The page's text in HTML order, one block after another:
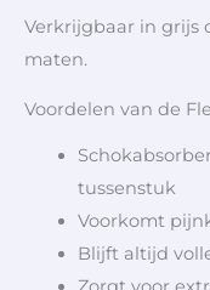
Verkrijgbaar in grijs
maten.
Voordelen van de
tussenstuk
Voorkomt
Blijft altijd